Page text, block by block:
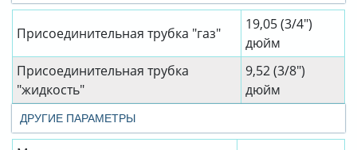
Присоединительная трубка "газ"
19,05 (3/4")
дюйм
Присоединительная трубка
"жидкость"
9,52 (3/8")
дюйм
ДРУГИЕ ПАРАМЕТРЫ